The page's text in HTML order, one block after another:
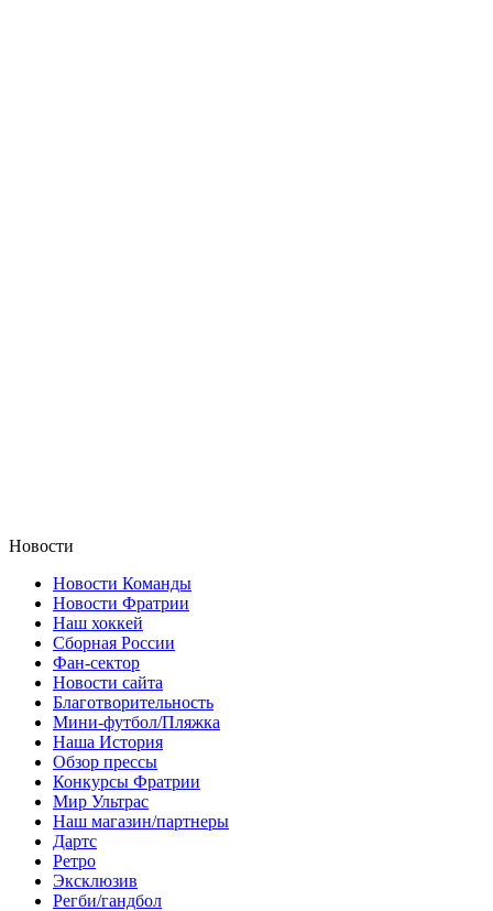
Новости
Новости Команды
Новости Фратрии
Наш хоккей
Сборная России
Фан-cектор
Новости сайта
Благотворительность
Мини-футбол/Пляжка
Наша История
Обзор прессы
Конкурсы Фратрии
Мир Ультрас
Наш магазин/партнеры
Дартс
Ретро
Эксклюзив
Регби/гандбол